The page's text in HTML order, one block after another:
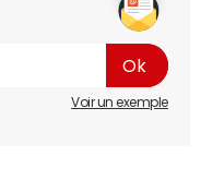
Voir un exemple